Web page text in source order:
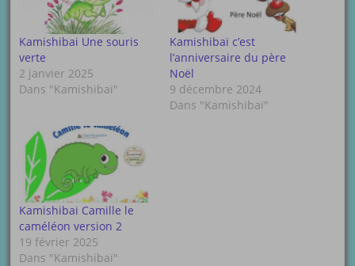
Kamishibai Une souris
verte
2 janvier 2025
Dans "Kamishibaï"
Kamishibaï c’est
l’anniversaire du père
Noël
9 décembre 2024
Dans "Kamishibaï"
Kamishibai Camille le
caméléon version 2
19 février 2025
Dans "Kamishibaï"